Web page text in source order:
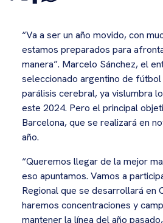
“Va a ser un año movido, con
estamos preparados para
manera”. Marcelo Sánchez, el
seleccionado argentino de
parálisis cerebral, ya vislumbra
este 2024. Pero el principal
Barcelona, que se realizará en
año.
“Queremos llegar de la mejor
eso apuntamos. Vamos a
Regional que se desarrollará en
haremos concentraciones y
mantener la línea del año